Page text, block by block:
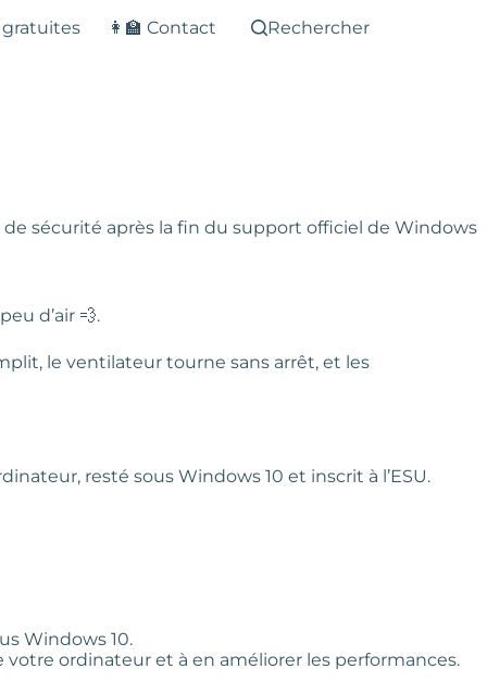
gratuites 👩‍🏫 Contact
Rechercher
de sécurité après la fin du support officiel de Windows
d’air 💨.
le ventilateur tourne sans arrêt, et les
resté sous Windows 10 et inscrit à l’ESU.
Windows 10.
ordinateur et à en améliorer les performances.